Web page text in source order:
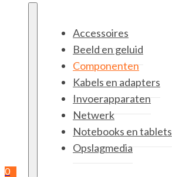
0
Accessoires
Beeld en geluid
Componenten
Kabels en adapters
Invoerapparaten
Netwerk
Notebooks en tablets
Opslagmedia